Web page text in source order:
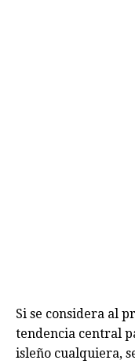
Si se considera al
tendencia central
isleño cualquiera,